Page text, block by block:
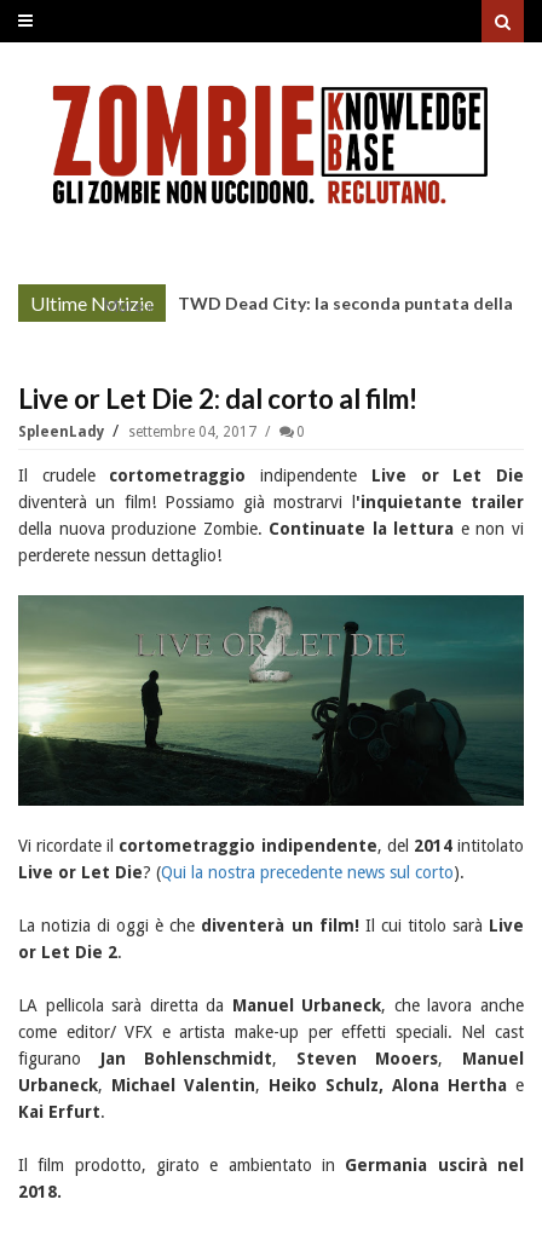
Ultime Notizie
More »
TWD Dead City: la seconda puntata della
Live or Let Die 2: dal corto al film!
SpleenLady settembre 04, 2017 0
Il crudele cortometraggio indipendente Live or Let Die
diventerà un film! Possiamo già mostrarvi l 'inquietante trailer
della nuova produzione Zombie. Continuate la lettura e non vi
perderete nessun dettaglio!
Vi ricordate il cortometraggio indipendente, del 2014intitolato
Live or Let Die? (Qui la nostra precedente news sul corto).
La notizia di oggi è che diventerà un film!Il cui titolo sarà Live
or Let Die 2.
LA pellicola sarà diretta da Manuel Urbaneck, che lavora anche
come editor/ VFX e artista make-up per effetti speciali. Nel cast
figurano Jan Bohlenschmidt, Steven Mooers, Manuel
Urbaneck, Michael Valentin, Heiko Schulz, Alona Hertha e
Kai Erfurt.
Il film prodotto, girato e ambientato in Germania uscirà nel
2018.